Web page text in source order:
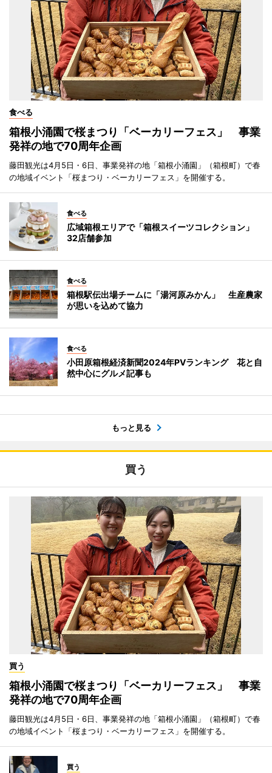
食べる
箱根小涌園で桜まつり「ベーカリーフェス」 事業
発祥の地で70周年企画
藤田観光は4月5日・6日、事業発祥の地「箱根小涌園」（箱根町）で春
の地域イベント「桜まつり・ベーカリーフェス」を開催する。
食べる
広域箱根エリアで「箱根スイーツコレクション」
32店舗参加
食べる
箱根駅伝出場チームに「湯河原みかん」 生産農家
が思いを込めて協力
食べる
小田原箱根経済新聞2024年PVランキング 花と自
然中心にグルメ記事も
もっと見る
買う
買う
箱根小涌園で桜まつり「ベーカリーフェス」 事業
発祥の地で70周年企画
藤田観光は4月5日・6日、事業発祥の地「箱根小涌園」（箱根町）で春
の地域イベント「桜まつり・ベーカリーフェス」を開催する。
買う